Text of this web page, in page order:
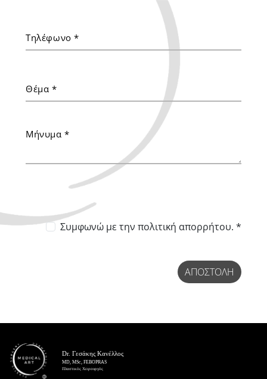
Συμφωνώ μετην πολιτική απορρήτου. *
ΑΠΟΣΤΟΛΉ